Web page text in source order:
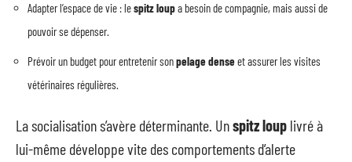
Adapter l’espace de vie : lespitz loupa besoin de compagnie, mais aussi de
pouvoir se dépenser.
Prévoir un budget pour entretenir sonpelage denseet assurer les visites
vétérinaires régulières.
La socialisation s’avère déterminante. Unspitz loup livré à
lui-même développe vite des comportements d’alerte